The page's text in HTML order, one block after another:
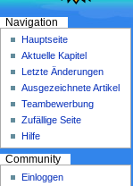
Navigation
Hauptseite
Aktuelle Kapitel
Letzte Änderungen
Ausgezeichnete Artikel
Teambewerbung
Zufällige Seite
Hilfe
Community
Einloggen